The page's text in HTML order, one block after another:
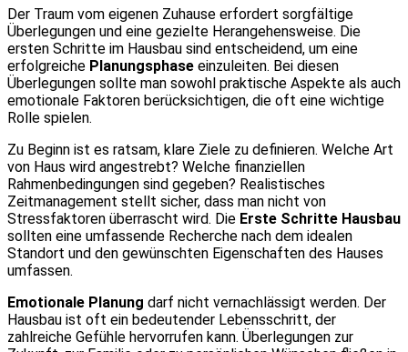
Der Traum vom eigenen Zuhause erfordert sorgfältige
Überlegungen und eine gezielte Herangehensweise. Die
ersten Schritte im Hausbau sind entscheidend, um eine
erfolgreiche Planungsphase einzuleiten. Bei diesen
Überlegungen sollte man sowohl praktische Aspekte als auch
emotionale Faktoren berücksichtigen, die oft eine wichtige
Rolle spielen.
Zu Beginn ist es ratsam, klare Ziele zu definieren. Welche Art
von Haus wird angestrebt? Welche finanziellen
Rahmenbedingungen sind gegeben? Realistisches
Zeitmanagement stellt sicher, dass man nicht von
Stressfaktoren überrascht wird. Die Erste Schritte Hausbau
sollten eine umfassende Recherche nach dem idealen
Standort und den gewünschten Eigenschaften des Hauses
umfassen.
Emotionale Planung darf nicht vernachlässigt werden. Der
Hausbau ist oft ein bedeutender Lebensschritt, der
zahlreiche Gefühle hervorrufen kann. Überlegungen zur